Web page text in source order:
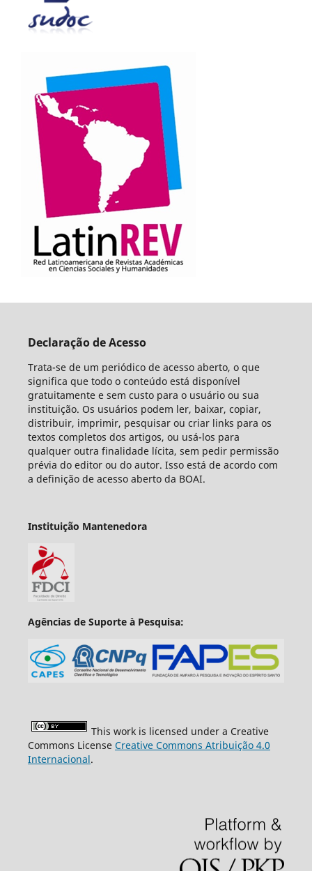
Declaração de Acesso
Trata-se de um periódico de acesso aberto, o que
significa que todo o conteúdo está disponível
gratuitamente e sem custo para o usuário ou sua
instituição. Os usuários podem ler, baixar, copiar,
distribuir, imprimir, pesquisar ou criar links para os
textos completos dos artigos, ou usá-los para
qualquer outra finalidade lícita, sem pedir permissão
prévia do editor ou do autor. Isso está de acordo com
a definição de acesso aberto da BOAI.
Instituição Mantenedora
Agências de Suporte à Pesquisa:
This work is licensed under a Creative
Commons License Creative Commons Atribuição 4.0
Internacional.